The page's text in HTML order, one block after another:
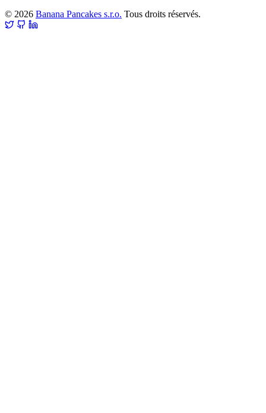
© 2026 Banana Pancakes s.r.o. Tous droits réservés.